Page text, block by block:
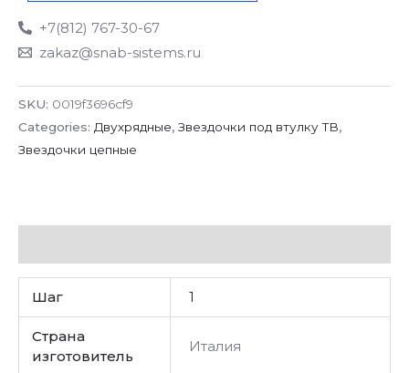
+7(812) 767-30-67
zakaz@snab-sistems.ru
SKU: 0019f3696cf9
Categories: Двухрядные, Звездочки под втулку ТВ,
Звездочки цепные
Шаг 1
Страна
изготовитель
Италия